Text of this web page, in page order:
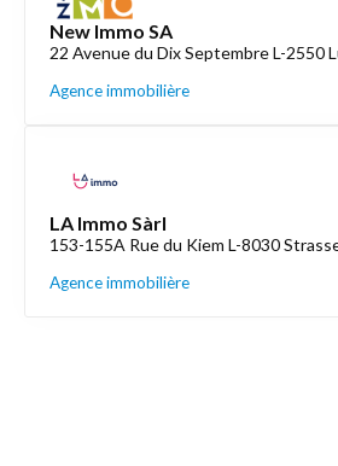
New Immo SA
22 Avenue du Dix Septembre L-2550
Agence immobilière
LA Immo Sàrl
153-155A Rue du Kiem L-8030
Agence immobilière